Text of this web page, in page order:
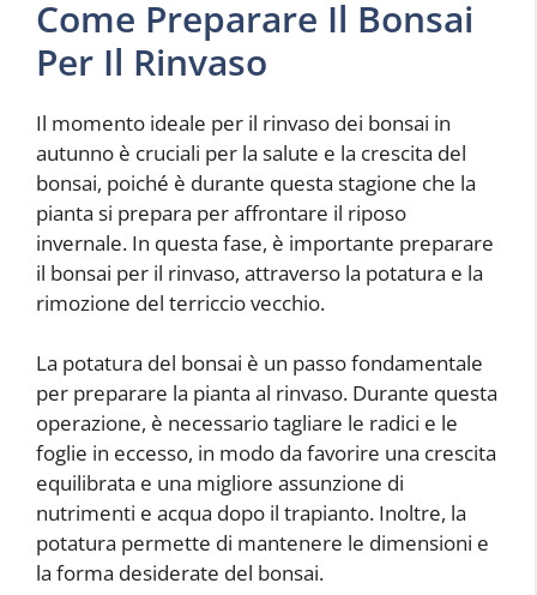
Come Preparare Il Bonsai
Per Il Rinvaso
Il momento ideale per il rinvaso dei bonsai in
autunno è cruciali per la salute e la crescita del
bonsai, poiché è durante questa stagione che la
pianta si prepara per affrontare il riposo
invernale. In questa fase, è importante preparare
il bonsai per il rinvaso, attraverso la potatura e la
rimozione del terriccio vecchio.
La potatura del bonsai è un passo fondamentale
per preparare la pianta al rinvaso. Durante questa
operazione, è necessario tagliare le radici e le
foglie in eccesso, in modo da favorire una crescita
equilibrata e una migliore assunzione di
nutrimenti e acqua dopo il trapianto. Inoltre, la
potatura permette di mantenere le dimensioni e
la forma desiderate del bonsai.